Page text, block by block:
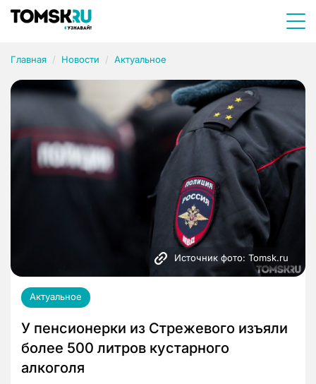
Главная Новости Актуальное
Источник фото: Tomsk.ru
Актуальное
У пенсионерки из Стрежевого изъяли
более 500 литров кустарного
алкоголя